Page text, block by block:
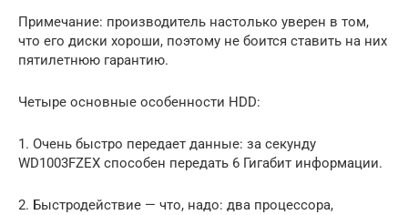
Примечание: производитель настолько уверен в том,
что его диски хороши, поэтому не боится ставить на них
пятилетнюю гарантию.
Четыре основные особенности HDD:
1. Очень быстро передает данные: за секунду
WD1003FZEX способен передать 6 Гигабит информации.
2. Быстродействие — что, надо: два процессора,